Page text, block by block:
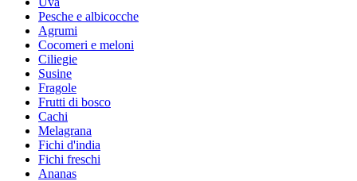
Pesche e albicocche
Agrumi
Cocomeri e meloni
Ciliegie
Susine
Fragole
Frutti di bosco
Cachi
Melagrana
Fichi d'india
Fichi freschi
Ananas